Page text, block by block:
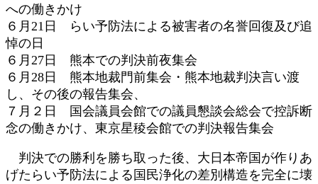
への働きかけ
６月21日 らい予防法による被害者の名誉回復及び追
悼の日
６月27日 熊本での判決前夜集会
６月28日 熊本地裁門前集会・熊本地裁判決言い渡
し、その後の報告集会、
７月２日 国会議員会館での議員懇談会総会で控訴断
念の働きかけ、東京星稜会館での判決報告集会
判決での勝利を勝ち取った後、大日本帝国が作りあ
げたらい予防法による国民浄化の差別構造を完全に壊